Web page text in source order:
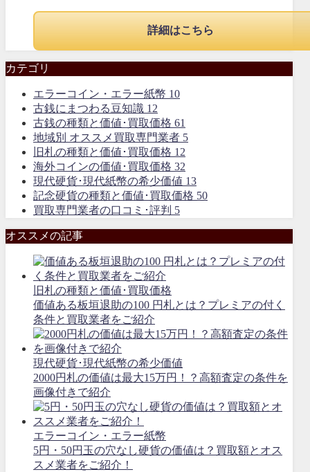
詳細はこちら
カテゴリ
エラーコイン・エラー紙幣 10
古銭にまつわる豆知識 12
古銭の種類と価値･買取価格 61
地域別 オススメ買取専門業者 5
旧札の種類と価値･買取価格 12
海外コインの価値･買取価格 32
現代硬貨･現代紙幣の希少価値 13
記念硬貨の種類と価値･買取価格 50
買取専門業者の口コミ･評判 5
オススメの記事
旧札の種類と価値･買取価格
価値ある板垣退助の100 円札とは？プレミアの付く
条件と買取業者をご紹介
現代硬貨･現代紙幣の希少価値
2000円札の価値は最大15万円！？高額査定の条件を
画像付きで紹介
エラーコイン・エラー紙幣
5円・50円玉の穴なし硬貨の価値は？買取額とオス
スメ業者をご紹介！